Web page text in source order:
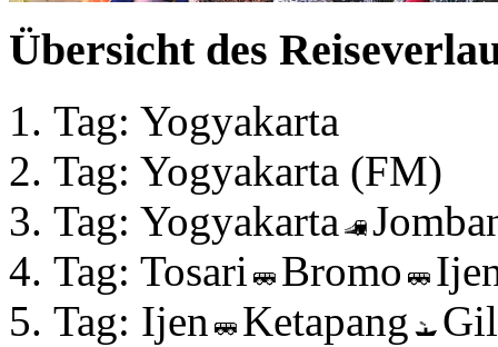
Übersicht des
Tag: Yogyakarta
Tag: Yogyakarta (FM)
Tag: Yogyakarta
Tag: Tosari
Bromo
Tag: Ijen
Ketapang